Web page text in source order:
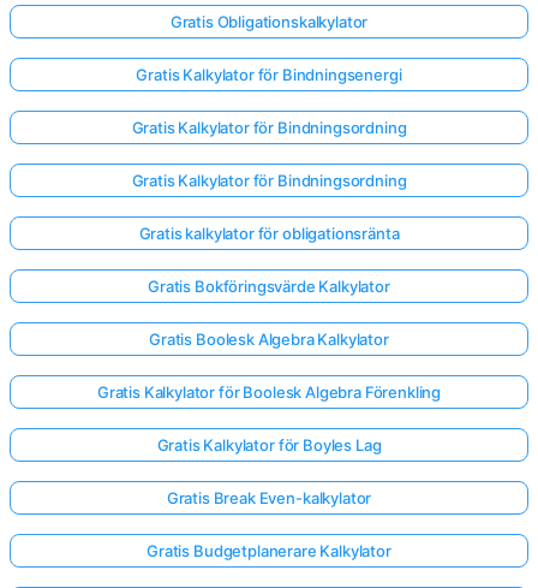
Gratis Obligationskalkylator
Gratis Kalkylator för Bindningsenergi
Gratis Kalkylator för Bindningsordning
Gratis Kalkylator för Bindningsordning
Gratis kalkylator för obligationsränta
Gratis Bokföringsvärde Kalkylator
Gratis Boolesk Algebra Kalkylator
Gratis Kalkylator för Boolesk Algebra Förenkling
Gratis Kalkylator för Boyles Lag
Gratis Break Even-kalkylator
Gratis Budgetplanerare Kalkylator